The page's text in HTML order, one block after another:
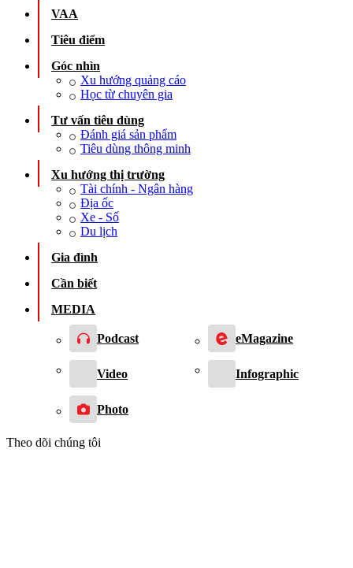
VAA
Tiêu điểm
Góc nhìn
Xu hướng quảng cáo
Học từ chuyên gia
Tư vấn tiêu dùng
Đánh giá sản phẩm
Tiêu dùng thông minh
Xu hướng thị trường
Tài chính - Ngân hàng
Địa ốc
Xe - Số
Du lịch
Gia đình
Cần biết
MEDIA
Podcast eMagazine
Video Infographic
Photo
Theo dõi chúng tôi